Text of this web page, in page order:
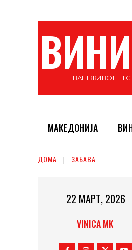
ВАШ ЖИВОТЕН
МАКЕДОНИЈА
ДОМА ЗАБАВА
22 МАРТ, 2026
VINICA MK